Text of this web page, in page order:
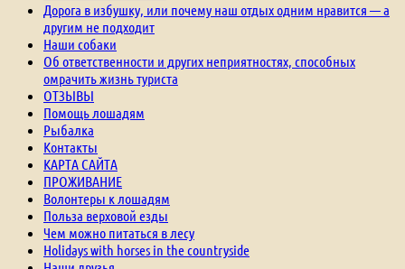
Дорога в избушку, или почему наш отдых одним нравится — а
другим не подходит
Наши собаки
Об ответственности и других неприятностях, способных
омрачить жизнь туриста
ОТЗЫВЫ
Помощь лошадям
Рыбалка
Контакты
КАРТА САЙТА
ПРОЖИВАНИЕ
Волонтеры к лошадям
Польза верховой езды
Чем можно питаться в лесу
Holidays with horses in the countryside